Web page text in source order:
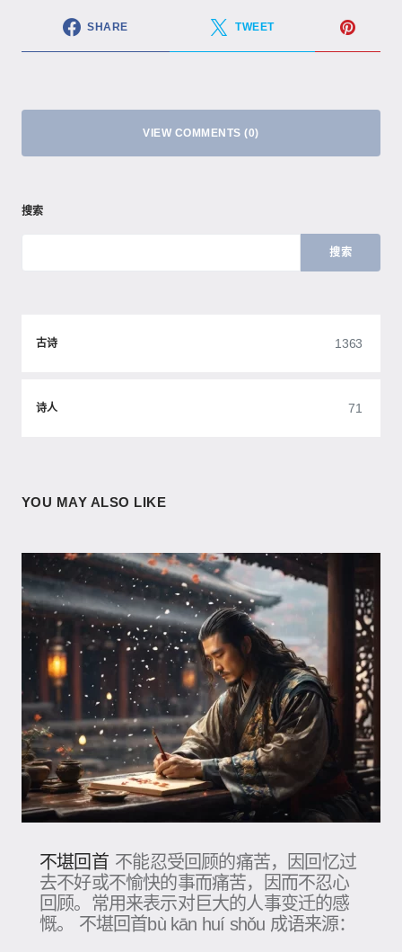
SHARE TWEET
VIEW COMMENTS (0)
搜索
搜索
古诗 1363
诗人 71
YOU MAY ALSO LIKE
不堪回首 不能忍受回顾的痛苦，因回忆过
去不好或不愉快的事而痛苦，因而不忍心
回顾。常用来表示对巨大的人事变迁的感
慨。 不堪回首bù kān huí shǒu 成语来源：